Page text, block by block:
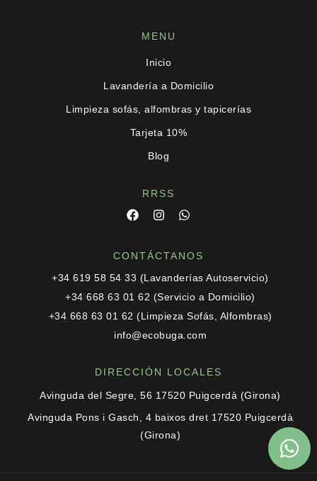
MENU
Inicio
Lavandería a Domicilio
Limpieza sofás, alfombras y tapicerías
Tarjeta 10%
Blog
RRSS
CONTÁCTANOS
+34 619 58 54 33 (Lavanderías Autoservicio)
+34 668 63 01 62 (Servicio a Domicilio)
+34 668 63 01 62 (Limpieza Sofás, Alfombras)
info@ecobuga.com
DIRECCIÓN LOCALES
Avinguda del Segre, 56 17520 Puigcerdà (Girona)
Avinguda Pons i Gasch, 4 baixos dret 17520 Puigcerdà
(Girona)